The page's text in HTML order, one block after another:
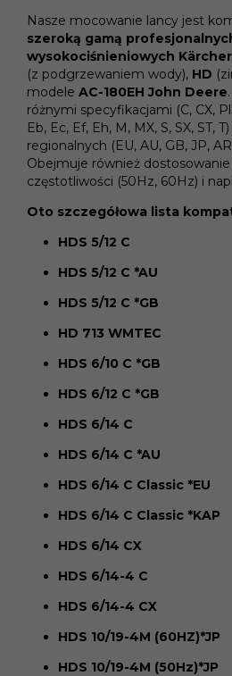
Nasze mocowanie lancy jest
szeroką gamą
wysokociśnieniowych Kärcher
(z podgrzewaniem wody), HD
modele AC-180EH John Deere
różnymi specyfikacjami (C, CX,
Eb, Ec, Ef, Eh, M, MX, S, SX, ST,
regionalnych (EU, AU, GB, JP,
Obejmuje również
częstotliwości (50Hz, 60Hz) i
Oto szczegółowa lista
HDS 5/12 C
HDS 5/12 C *AU
HDS 5/12 C *GB
HD 713 WMTEC
HDS 6/10 C *GB
HDS 6/12 C *GB
HDS 6/14 C
HDS 6/14 C *AU
HDS 6/14 C Classic *EU
HDS 6/14 C Classic *KAP
HDS 6/14 CX
HDS 6/14-4 C
HDS 6/14-4 CX
HDS 10/19-4M (60HZ)*JP
HDS 10/19-4M (50Hz)*JP